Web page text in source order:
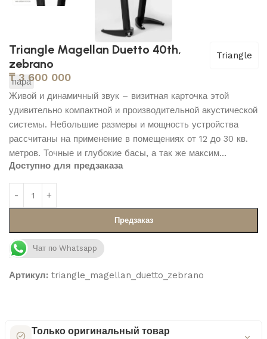
Triangle Magellan Duetto 40th,
zebrano
Triangle
₸3 600 000
пара
Живой и динамичный звук – визитная карточка этой
удивительно компактной и производительной акустической
системы. Небольшие размеры и мощность устройства
рассчитаны на применение в помещениях от 12 до 30 кв.
метров. Точные и глубокие басы, а так же максим…
Доступно для предзаказа
Предзаказ
Чат по Whatsapp
Артикул: triangle_magellan_duetto_zebrano
Только оригинальный товар